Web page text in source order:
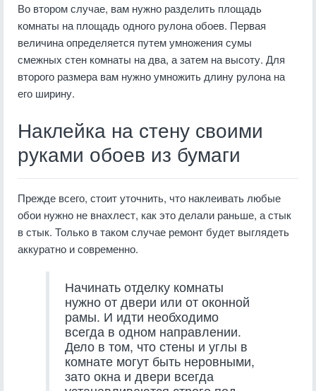
Во втором случае, вам нужно разделить площадь
комнаты на площадь одного рулона обоев. Первая
величина определяется путем умножения сумы
смежных стен комнаты на два, а затем на высоту. Для
второго размера вам нужно умножить длину рулона на
его ширину.
Наклейка на стену своими
руками обоев из бумаги
Прежде всего, стоит уточнить, что наклеивать любые
обои нужно не внахлест, как это делали раньше, а стык
в стык. Только в таком случае ремонт будет выглядеть
аккуратно и современно.
Начинать отделку комнаты
нужно от двери или от оконной
рамы. И идти необходимо
всегда в одном направлении.
Дело в том, что стены и углы в
комнате могут быть неровными,
зато окна и двери всегда